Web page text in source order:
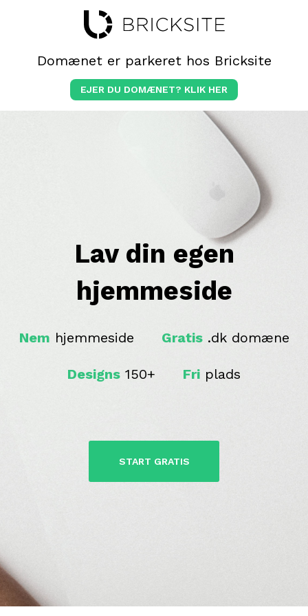
Domænet er parkeret hos Bricksite
EJER DU DOMÆNET? KLIK HER
Lav din egen
hjemmeside
Nem hjemmeside Gratis.dk domæne
Designs 150+ Fri plads
START GRATIS